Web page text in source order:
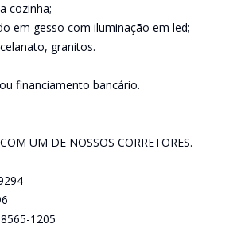
cozinha;
em gesso com iluminação em led;
granitos.
financiamento bancário.
UM DE NOSSOS CORRETORES.
1205